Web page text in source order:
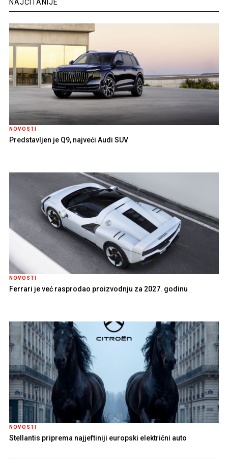
NAJČITANIJE
NOVOSTI
Predstavljen je Q9, najveći Audi SUV
NOVOSTI
Ferrari je već rasprodao proizvodnju za 2027. godinu
NOVOSTI
Stellantis priprema najjeftiniji europski električni auto